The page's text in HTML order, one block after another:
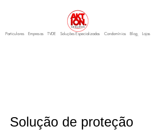
Particulares Empresas TVDE Soluções Especializadas Condomínios Blog Lojas
Solução de proteção